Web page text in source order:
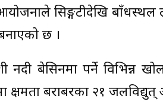
आयोजनाले सिङ्गटीदेखि
छ ।
नदी बेसिनमा पर्ने विभिन्न
क्षमता बराबरका २१